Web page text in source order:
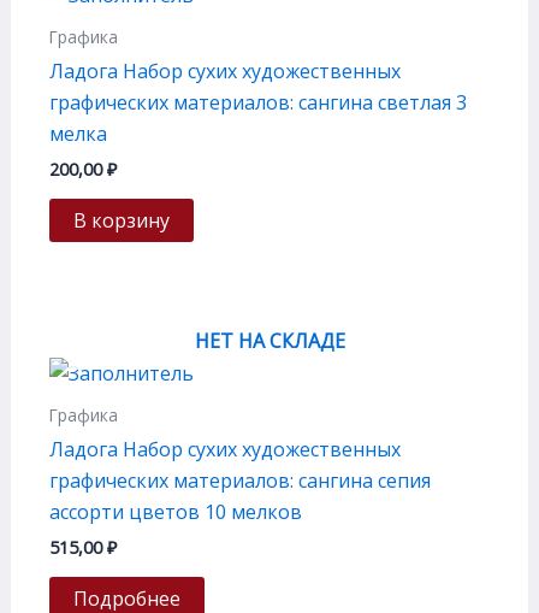
Графика
Ладога Набор сухих художественных
графических материалов: сангина светлая 3
мелка
200,00₽
В корзину
НЕТ НА СКЛАДЕ
Графика
Ладога Набор сухих художественных
графических материалов: сангина сепия
ассорти цветов 10 мелков
515,00₽
Подробнее